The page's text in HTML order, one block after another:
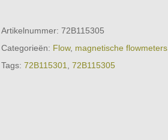
Artikelnummer: 72B115305
Categorieën: Flow, magnetische flowmeters,
Tags: 72B115301 72B115305